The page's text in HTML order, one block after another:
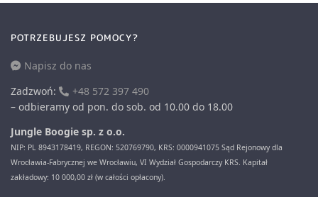
POTRZEBUJESZ POMOCY?
Napisz do nas
Zadzwoń:
+48 572 397 490
– odbieramy od pon. do sob. od 10.00 do 18.00
Jungle Boogie sp. z o.o.
NIP: PL 8943178419, REGON: 520769790, KRS: 0000941075 Sąd Rejonowy dla
Wrocławia-Fabrycznej we Wrocławiu, VI Wydział Gospodarczy KRS. Kapitał
zakładowy: 10 000,00 zł (w całości opłacony).